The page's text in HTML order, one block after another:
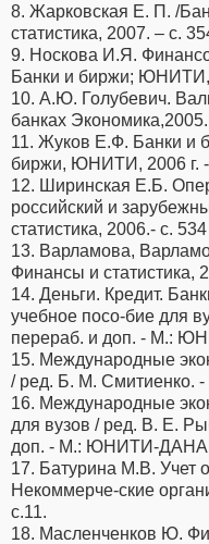
8. Жарковская Е. П. /
статистика, 2007. – с.
9. Носкова И.Я.
Банки и биржи; ЮНИТИ,
10. А.Ю. Голубевич.
банках
11. Жуков Е.Ф. Банки и
биржи, ЮНИТИ, 2006 г. -
12. Ширинская Е.Б.
российский и
статистика, 2006.- с. 534
13. Варламова,
Финансы и статистика,
14. Деньги. Кредит.
учебное посо-бие для
перераб. и доп. - М.:
15. Международные
/ ред. Б. М. Смитиенко.
16. Международные
для вузов / ред. В. Е.
доп. - М.: ЮНИТИ-ДАНА,
17. Батурина М.В. Учет
Некоммерче-ские
с.11.
18. Масленченков Ю.